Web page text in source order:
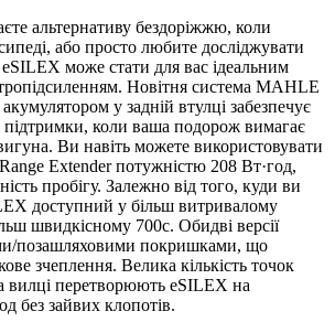
альтернативу бездоріжжю, коли
або просто любите досліджувати
може стати для вас ідеальним
Новітня система MAHLE
у задній втулці забезпечує
підтримки, коли ваша подорож вимагає
Ви навіть можете використовувати
Extender потужністю 208 Вт·год,
пробігу. Залежно від того, куди ви
доступний у більш витривалому
швидкісному 700c. Обидві версії
позашляховими покришками, що
зчеплення. Велика кількість точок
вилці перетворюють eSILEX на
без зайвих клопотів.